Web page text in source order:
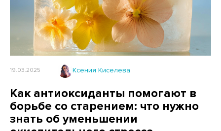
19.03.2025 Ксения Киселева
Как антиоксиданты помогают в
борьбе со старением: что нужно
знать об уменьшении